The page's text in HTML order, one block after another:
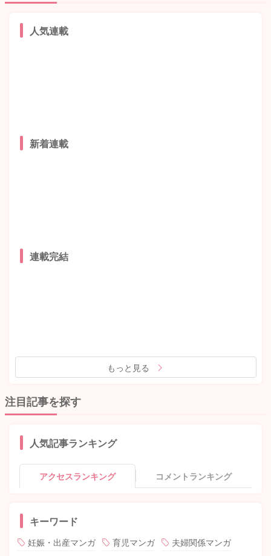
人気連載
新着連載
連載完結
もっと見る
注目記事を探す
人気記事ランキング
アクセスランキング コメントランキング
キーワード
妊娠・出産マンガ 育児マンガ
夫婦関係マンガ